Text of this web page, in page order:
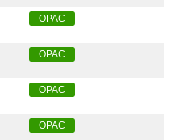
OPAC
OPAC
OPAC
OPAC